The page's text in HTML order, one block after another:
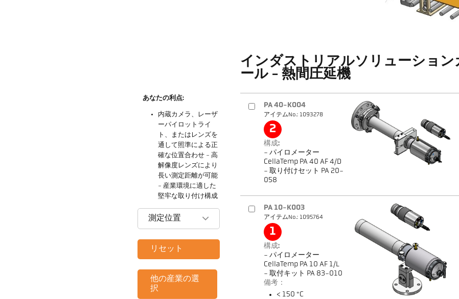
インダストリアルソリューション
ール - 熱間圧延機
あなたの利点:
内蔵カメラ、レーザ
ーパイロットライ
ト、またはレンズを
通して照準による正
確な位置合わせ - 高
解像度レンズにより
長い測定距離が可能
- 産業環境に適した
堅牢な取り付け構成
測定位置
リセット
他の産業の選
択
PA 40-K004
アイテムNo.: 1093278
2
構成:
- パイロメーター
CellaTemp PA 40 AF 4/D
- 取り付けセット PA 20-
058
PA 10-K003
アイテムNo.: 1095764
1
構成:
- パイロメーター
CellaTemp PA 10 AF 1/L
- 取付キット PA 83-010
備考：
< 150 °C